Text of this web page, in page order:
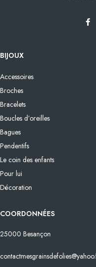
BIJOUX
Accessoires
Broches
Bracelets
Boucles d’oreilles
Bagues
Pendentifs
Le coin des enfants
Pour lui
Décoration
COORDONNÉES
25000 Besançon